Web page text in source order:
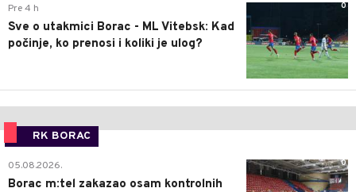
0
Pre 4 h
Sve o utakmici Borac - ML Vitebsk: Kad
počinje, ko prenosi i koliki je ulog?
RK BORAC
0
05.08.2026.
Borac m:tel zakazao osam kontrolnih